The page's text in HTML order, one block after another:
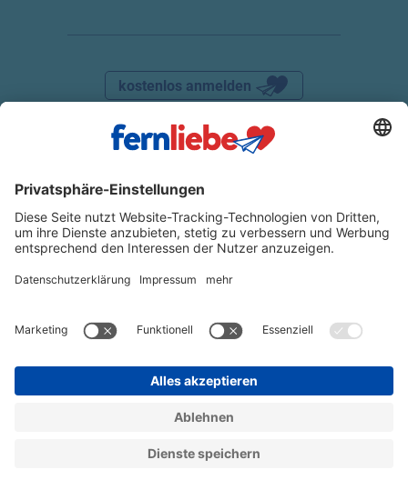
kostenlos anmelden
IMPRESSUM
AGB
WIDERRUFSRECHT
VERTRAG WIDERRUFEN
© 2025 FERNLIEBE
Partnervermittlung Ukraine
Partnervermittlung Russland
Russische Frauen kennenlernen
Ukrainische Frauen
Russische Frauen